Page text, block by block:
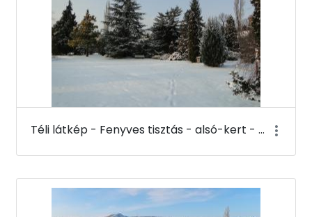
Téli látkép - Fenyves tisztás - alsó-kert - Budai Arborétum